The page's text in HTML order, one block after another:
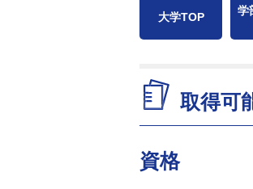
大学TOP
学
取得可
資格